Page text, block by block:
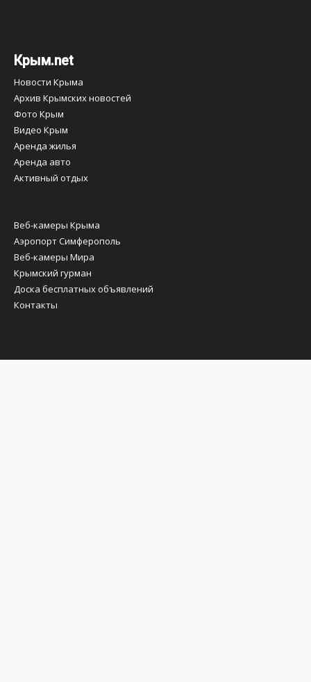
Крым.net
Новости Крыма
Архив Крымских новостей
Фото Крым
Видео Крым
Аренда жилья
Аренда авто
Активный отдых
Веб-камеры Крыма
Аэропорт Симферополь
Веб-камеры Мира
Крымский гурман
Доска бесплатных объявлений
Контакты